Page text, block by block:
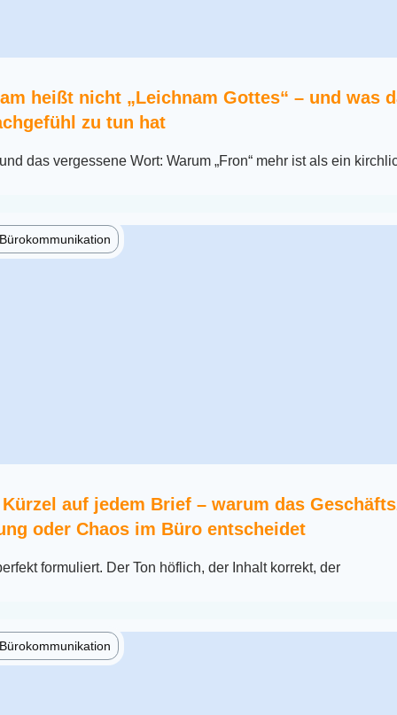
heißt nicht „Leichnam Gottes“ – und was
zu tun hat
das vergessene Wort: Warum „Fron“ mehr ist als ein
auf jedem Brief – warum das
oder Chaos im Büro entscheidet
formuliert. Der Ton höflich, der Inhalt korrekt, der